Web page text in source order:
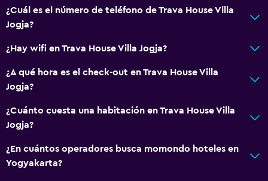
¿Cuál es el número de teléfono de Trava House Villa
Jogja?
¿Hay wifi en Trava House Villa Jogja?
¿A qué hora es el check-out en Trava House Villa
Jogja?
¿Cuánto cuesta una habitación en Trava House Villa
Jogja?
¿En cuántos operadores busca momondo hoteles en
Yogyakarta?